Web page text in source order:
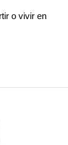
o vivir en